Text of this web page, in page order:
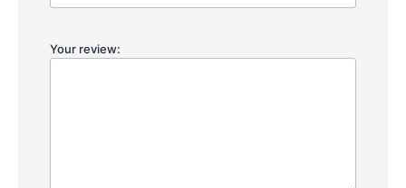
Your review: